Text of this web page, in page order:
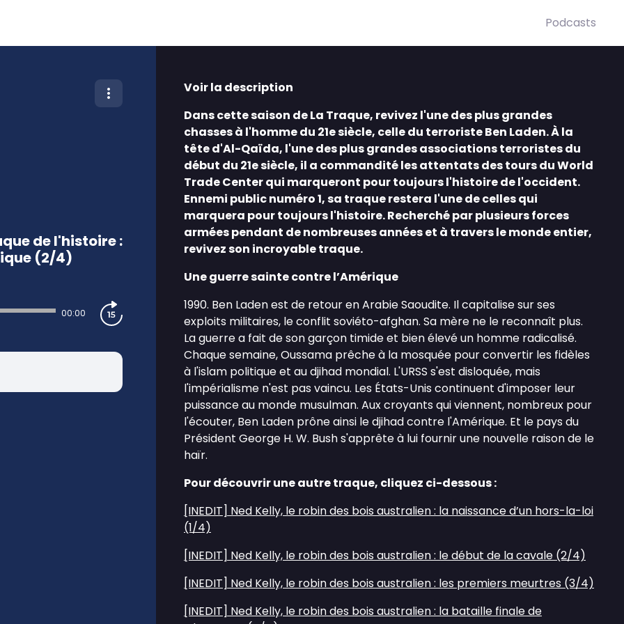
Podcasts
de l'histoire :
(2/4)
00:00
Voir la description
Dans cette saison de La Traque, revivez l'une des plus grandes
chasses à l'homme du 21e siècle, celle du terroriste Ben Laden. À la
tête d'Al-Qaïda, l'une des plus grandes associations terroristes du
début du 21e siècle, il a commandité les attentats des tours du World
Trade Center qui marqueront pour toujours l'histoire de l'occident.
Ennemi public numéro 1, sa traque restera l'une de celles qui
marquera pour toujours l'histoire. Recherché par plusieurs forces
armées pendant de nombreuses années et à travers le monde entier,
revivez son incroyable traque.
Une guerre sainte contre l’Amérique
1990. Ben Laden est de retour en Arabie Saoudite. Il capitalise sur ses
exploits militaires, le conflit soviéto-afghan. Sa mère ne le reconnaît plus.
La guerre a fait de son garçon timide et bien élevé un homme radicalisé.
Chaque semaine, Oussama prêche à la mosquée pour convertir les fidèles
à l'islam politique et au djihad mondial. L'URSS s'est disloquée, mais
l'impérialisme n'est pas vaincu. Les États-Unis continuent d'imposer leur
puissance au monde musulman. Aux croyants qui viennent, nombreux pour
l'écouter, Ben Laden prône ainsi le djihad contre l'Amérique. Et le pays du
Président George H. W. Bush s'apprête à lui fournir une nouvelle raison de le
haïr.
Pour découvrir une autre traque, cliquez ci-dessous :
⁠[INEDIT] Ned Kelly, le robin des bois australien : la naissance d’un hors-la-loi
(1/4)⁠
⁠[INEDIT] Ned Kelly, le robin des bois australien : le début de la cavale (2/4)⁠
⁠[INEDIT] Ned Kelly, le robin des bois australien : les premiers meurtres (3/4)⁠
⁠[INEDIT] Ned Kelly, le robin des bois australien : la bataille finale de